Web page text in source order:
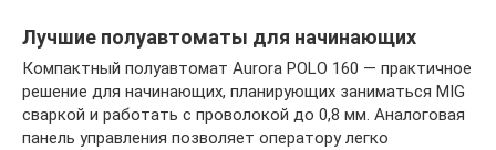
Лучшие полуавтоматы для начинающих
Компактный полуавтомат Aurora POLO 160 — практичное
решение для начинающих, планирующих заниматься MIG
сваркой и работать с проволокой до 0,8 мм. Аналоговая
панель управления позволяет оператору легко